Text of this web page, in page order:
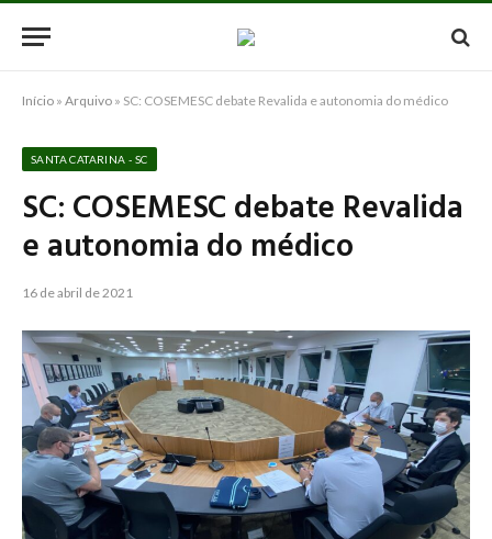
Início » Arquivo » SC: COSEMESC debate Revalida e autonomia do médico
SANTA CATARINA - SC
SC: COSEMESC debate Revalida
e autonomia do médico
16 de abril de 2021